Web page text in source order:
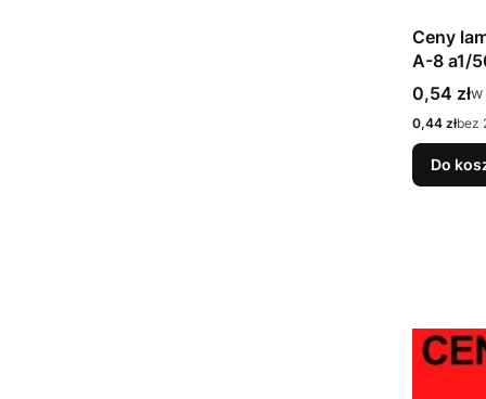
Ceny
A-8 a1/
Cena
0,54 złw
w
Cena netto
0,44 złbez
Do